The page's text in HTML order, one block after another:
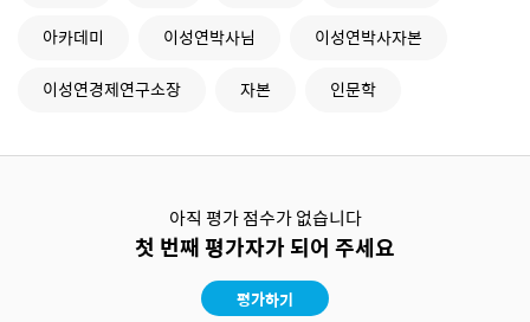
아카데미
이성연박사님
이성연박사자본
이성연경제연구소장
자본 인문학
아직 평가 점수가 없습니다
첫 번째 평가자가 되어 주세요
평가하기